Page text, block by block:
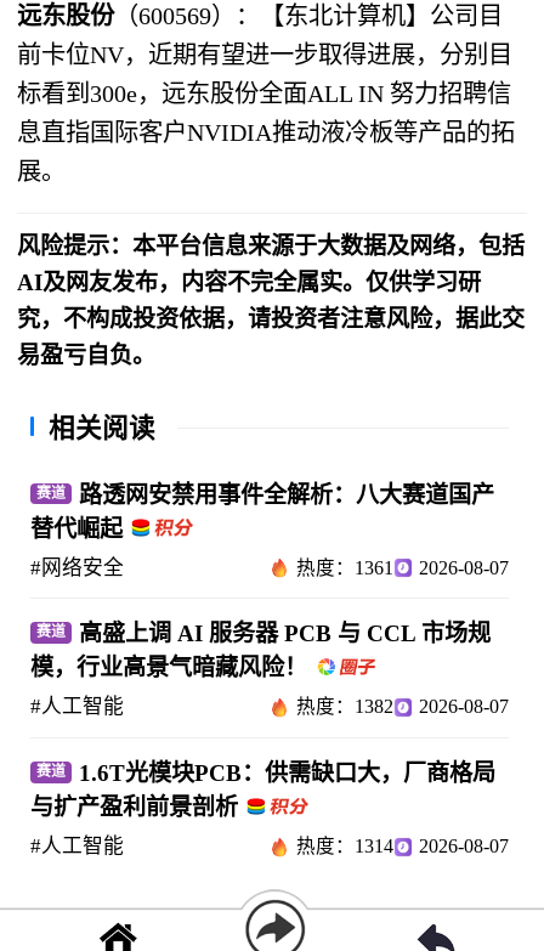
远东股份（600569）：【东北计算机】公司目
前卡位NV，近期有望进一步取得进展，分别目
标看到300e，远东股份全面ALL IN 努力招聘信
息直指国际客户NVIDIA推动液冷板等产品的拓
展。
风险提示：本平台信息来源于大数据及网络，包括
AI及网友发布，内容不完全属实。仅供学习研
究，不构成投资依据，请投资者注意风险，据此交
易盈亏自负。
相关阅读
赛道
路透网安禁用事件全解析：八大赛道国产
替代崛起
#网络安全 热度：1361 2026-08-07
赛道
高盛上调 AI 服务器 PCB 与 CCL 市场规
模，行业高景气暗藏风险！
#人工智能 热度：1382 2026-08-07
赛道
1.6T光模块PCB：供需缺口大，厂商格局
与扩产盈利前景剖析
#人工智能 热度：1314 2026-08-07